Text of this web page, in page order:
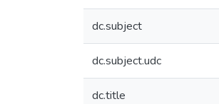
dc.subject
dc.subject.udc
dc.title